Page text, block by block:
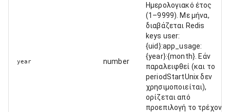
year number
Ημερολογιακό έτος
(1–9999). Με μήνα,
διαβάζεται Redis
keys user:
{uid}:app_usage:
{year}:{month}. Εάν
παραλειφθεί (και το
periodStartUnix δεν
χρησιμοποιείται),
ορίζεται από
προεπιλογή το τρέχον